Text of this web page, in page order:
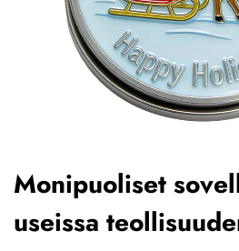
Monipuoliset
useissa